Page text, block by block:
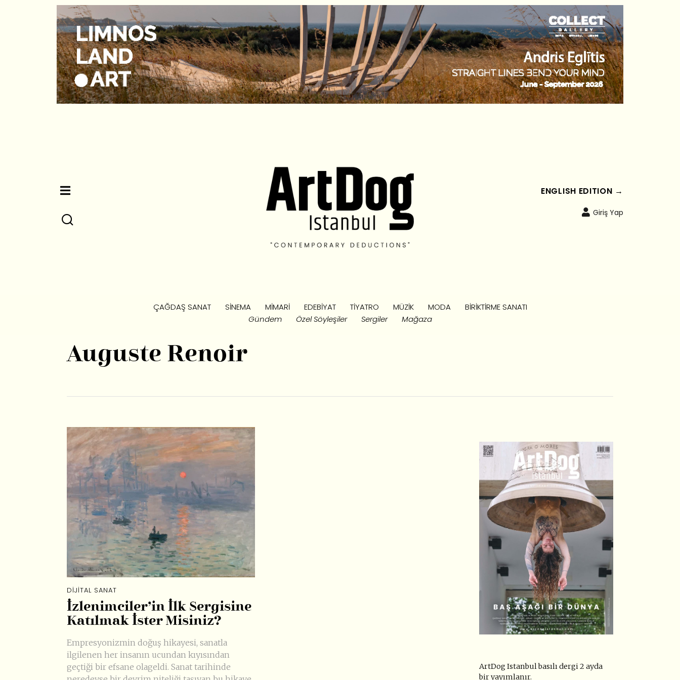
ENGLISH EDITION →
Giriş Yap
ÇAĞDAŞ SANAT SINEMA MIMARI EDEBIYAT TIYATRO MÜZIK MODA
BIRIKTIRME SANATI
Gündem
Özel Söyleşiler Sergiler Mağaza
Auguste Renoir
DIJITAL SANAT
İzlenimciler’in İlk Sergisine
Katılmak İster Misiniz?
Empresyonizmin doğuş hikayesi, sanatla
ilgilenen her insanın ucundan kıyısından
geçtiği bir efsane olageldi. Sanat tarihinde
ArtDog Istanbul basılı dergi 2 ayda
bir yayımlanır.